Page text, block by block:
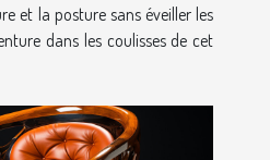
et la posture sans éveiller les
dans les coulisses de cet